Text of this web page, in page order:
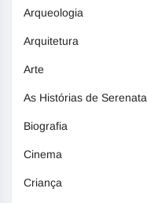
Arqueologia
Arquitetura
Arte
As Histórias de Serenata
Biografia
Cinema
Criança